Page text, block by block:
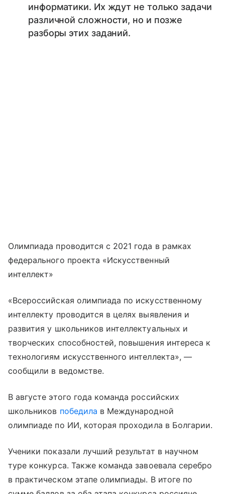
информатики. Их ждут не только задачи
различной сложности, но и позже
разборы этих заданий.
Олимпиада проводится с 2021 года в рамках
федерального проекта «Искусственный
интеллект»
«Всероссийская олимпиада по искусственному
интеллекту проводится в целях выявления и
развития у школьников интеллектуальных и
творческих способностей, повышения интереса к
технологиям искусственного интеллекта», —
сообщили в ведомстве.
В августе этого года команда российских
школьников победила в Международной
олимпиаде по ИИ, которая проходила в Болгарии.
Ученики показали лучший результат в научном
туре конкурса. Также команда завоевала серебро
в практическом этапе олимпиады. В итоге по